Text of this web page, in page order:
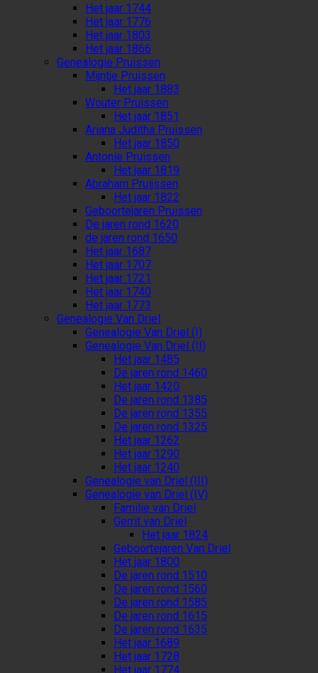
Het jaar 1744
Het jaar 1776
Het jaar 1803
Het jaar 1866
Genealogie Pruissen
Mijntje Pruissen
Het jaar 1883
Wouter Pruissen
Het jaar 1851
Ariana Juditha Pruissen
Het jaar 1850
Antonie Pruissen
Het jaar 1819
Abraham Pruijssen
Het jaar 1822
Geboortejaren Pruissen
De jaren rond 1620
de jaren rond 1650
Het jaar 1687
Het jaar 1707
Het jaar 1721
Het jaar 1740
Het jaar 1773
Genealogie Van Driel
Genealogie Van Driel (I)
Genealogie Van Driel (II)
Het jaar 1485
De jaren rond 1460
Het jaar 1420
De jaren rond 1385
De jaren rond 1355
De jaren rond 1325
Het jaar 1262
Het jaar 1290
Het jaar 1240
Genealogie van Driel (III)
Genealogie van Driel (IV)
Familie van Driel
Gerrit van Driel
Het jaar 1824
Geboortejaren Van Driel
Het jaar 1800
De jaren rond 1510
De jaren rond 1560
De jaren rond 1585
De jaren rond 1615
De jaren rond 1635
Het jaar 1689
Het jaar 1728
Het jaar 1774